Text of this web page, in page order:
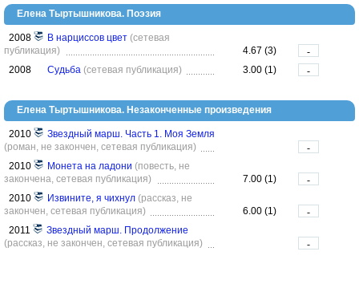
Елена Тыртышникова. Поэзия
2008 В нарциссов цвет (сетевая
публикация)
4.67 (3)
-
2008
Судьба (сетевая публикация) 3.00 (1) -
Елена Тыртышникова. Незаконченные произведения
2010
Звездный марш. Часть 1. Моя Земля
(роман, не закончен, сетевая публикация)
-
2010
Монета на ладони (повесть, не
закончена, сетевая публикация)
7.00 (1)
-
2010
Извините, я чихнул (рассказ, не
закончен, сетевая публикация)
6.00 (1)
-
2011
Звездный марш. Продолжение
(рассказ, не закончен, сетевая публикация)
-